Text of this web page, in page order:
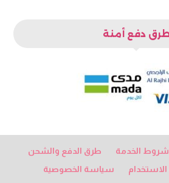
دفع أمنة
الخدمة
طرق الدفع والشحن
الاستخدام
سياسة الخصوصية